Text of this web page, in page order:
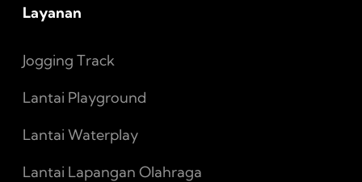
Layanan
Jogging Track
Lantai Playground
Lantai Waterplay
Lantai Lapangan Olahraga